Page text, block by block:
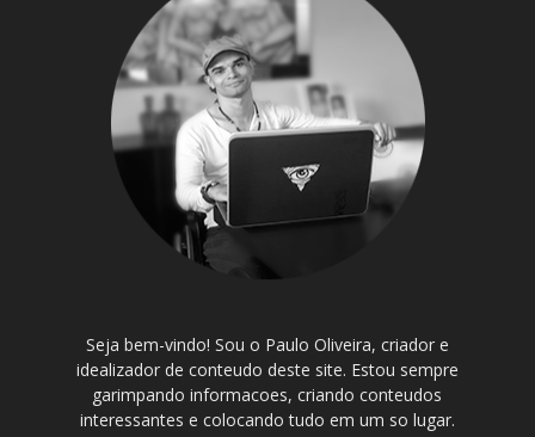
Seja bem-vindo! Sou o Paulo Oliveira, criador e
idealizador de conteudo deste site. Estou sempre
garimpando informacoes, criando conteudos
interessantes e colocando tudo em um so lugar.